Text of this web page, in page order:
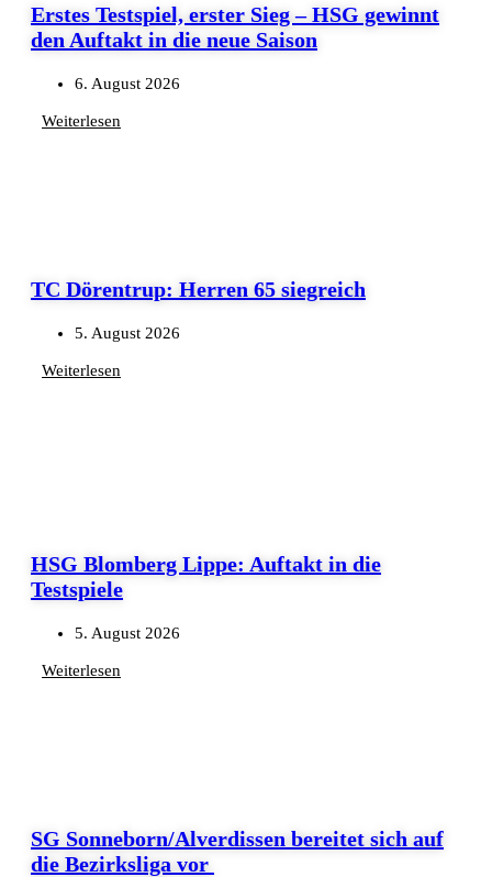
Erstes Testspiel, erster Sieg – HSG gewinnt
den Auftakt in die neue Saison
6. August 2026
Weiterlesen
TC Dörentrup: Herren 65 siegreich
5. August 2026
Weiterlesen
HSG Blomberg Lippe: Auftakt in die
Testspiele
5. August 2026
Weiterlesen
SG Sonneborn/Alverdissen bereitet sich auf
die Bezirksliga vor